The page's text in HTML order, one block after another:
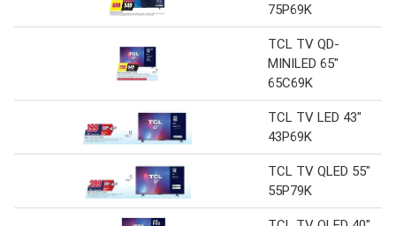
75P69K
TCL TV QD-
MINILED 65"
65C69K
TCL TV LED 43"
43P69K
TCL TV QLED 55"
55P79K